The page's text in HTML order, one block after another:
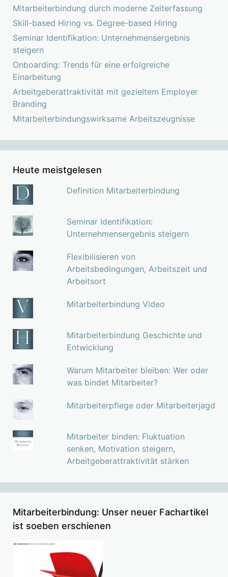
Mitarbeiterbindung durch moderne Zeiterfassung
Skill-based Hiring vs. Degree-based Hiring
Seminar Identifikation: Unternehmensergebnis
steigern
Onboarding: Trends für eine erfolgreiche
Einarbeitung
Arbeitgeberattraktivität mit gezieltem Employer
Branding
Mitarbeiterbindungswirksame Arbeitszeugnisse
Heute meistgelesen
Definition Mitarbeiterbindung
Seminar Identifikation:
Unternehmensergebnis steigern
Flexibilisieren von
Arbeitsbedingungen, Arbeitszeit und
Arbeitsort
Mitarbeiterbindung Video
Mitarbeiterbindung Geschichte und
Entwicklung
Warum Mitarbeiter bleiben: Wer oder
was bindet Mitarbeiter?
Mitarbeiterpflege oder Mitarbeiterjagd
Mitarbeiter binden: Fluktuation
senken, Motivation steigern,
Arbeitgeberattraktivität stärken
Mitarbeiterbindung: Unser neuer Fachartikel
ist soeben erschienen